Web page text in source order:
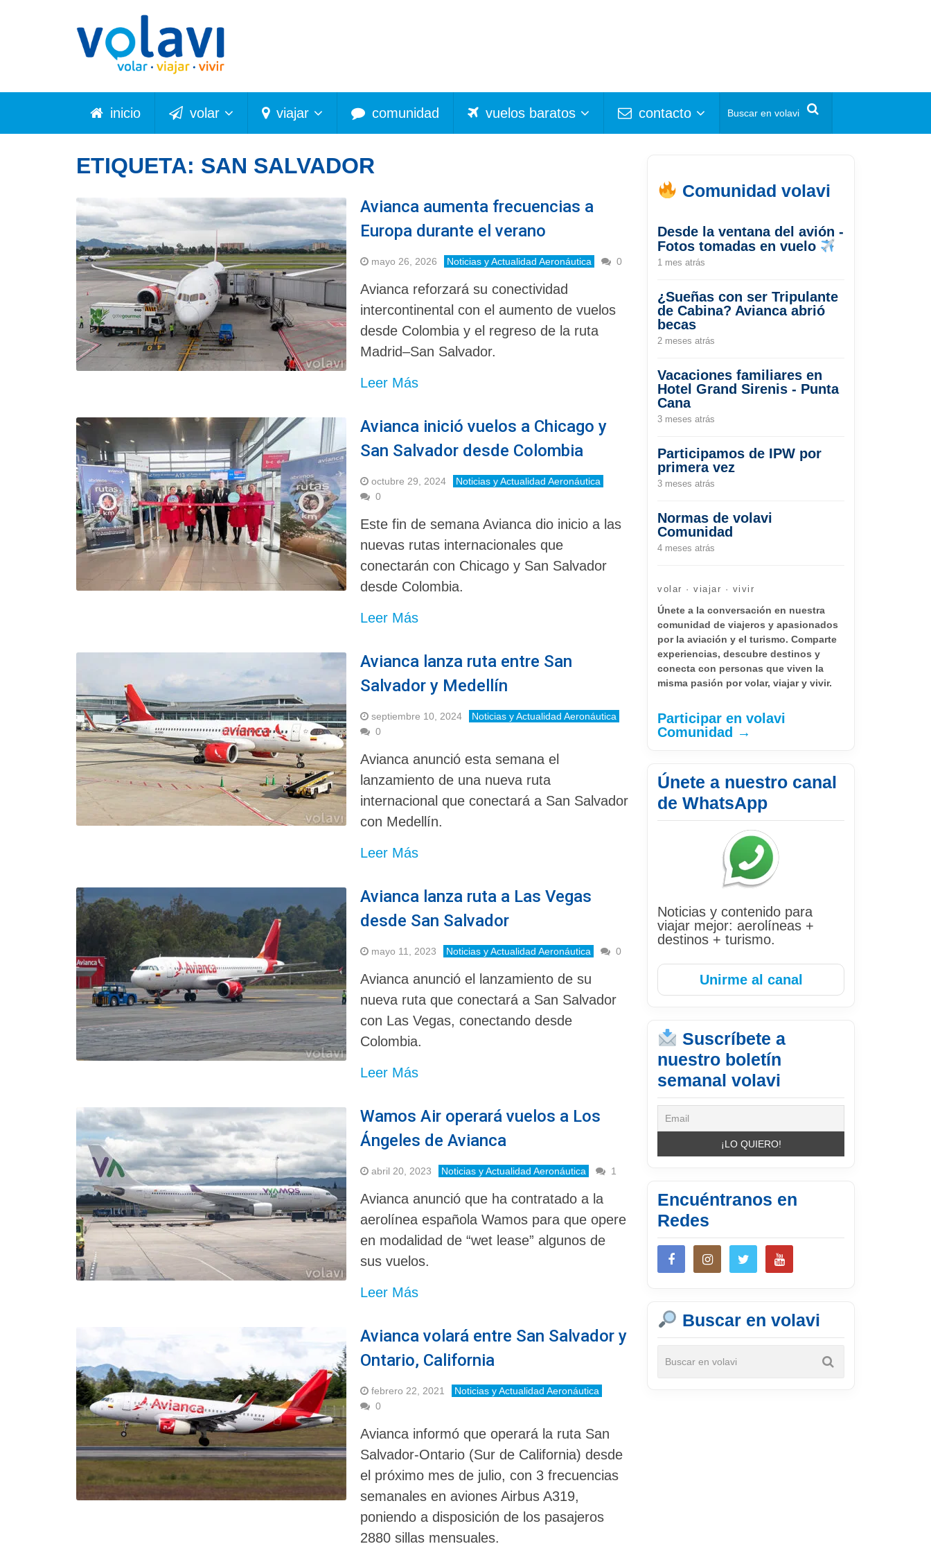
inicio volar viajar comunidad vuelos baratos contacto
ETIQUETA: SAN SALVADOR
Avianca aumenta frecuencias a
Europa durante el verano
mayo 26, 2026 Noticias y Actualidad Aeronáutica 0
Avianca reforzará su conectividad
intercontinental con el aumento de vuelos
desde Colombia y el regreso de la ruta
Madrid–San Salvador.
Leer Más
Avianca inició vuelos a Chicago y
San Salvador desde Colombia
octubre 29, 2024
Noticias y Actualidad Aeronáutica
0
Este fin de semana Avianca dio inicio a las
nuevas rutas internacionales que
conectarán con Chicago y San Salvador
desde Colombia.
Leer Más
Avianca lanza ruta entre San
Salvador y Medellín
septiembre 10, 2024
Noticias y Actualidad Aeronáutica
0
Avianca anunció esta semana el
lanzamiento de una nueva ruta
internacional que conectará a San Salvador
con Medellín.
Leer Más
Avianca lanza ruta a Las Vegas
desde San Salvador
mayo 11, 2023 Noticias y Actualidad Aeronáutica 0
Avianca anunció el lanzamiento de su
nueva ruta que conectará a San Salvador
con Las Vegas, conectando desde
Colombia.
Leer Más
Wamos Air operará vuelos a Los
Ángeles de Avianca
abril 20, 2023 Noticias y Actualidad Aeronáutica 1
Avianca anunció que ha contratado a la
aerolínea española Wamos para que opere
en modalidad de “wet lease” algunos de
sus vuelos.
Leer Más
Avianca volará entre San Salvador y
Ontario, California
febrero 22, 2021
Noticias y Actualidad Aeronáutica
0
Avianca informó que operará la ruta San
Salvador-Ontario (Sur de California) desde
el próximo mes de julio, con 3 frecuencias
semanales en aviones Airbus A319,
poniendo a disposición de los pasajeros
2880 sillas mensuales.
Comunidad volavi
Desde la ventana del avión -
Fotos tomadas en vuelo
1 mes atrás
¿Sueñas con ser Tripulante
de Cabina? Avianca abrió
becas
2 meses atrás
Vacaciones familiares en
Hotel Grand Sirenis - Punta
Cana
3 meses atrás
Participamos de IPW por
primera vez
3 meses atrás
Normas de volavi
Comunidad
4 meses atrás
volar · viajar · vivir
Únete a la conversación en nuestra
comunidad de viajeros y apasionados
por la aviación y el turismo. Comparte
experiencias, descubre destinos y
conecta con personas que viven la
misma pasión por volar, viajar y vivir.
Participar en volavi
Comunidad →
Únete a nuestro canal
de WhatsApp
Noticias y contenido para
viajar mejor: aerolíneas +
destinos + turismo.
Unirme al canal
Suscríbete a
nuestro boletín
semanal volavi
Encuéntranos en
Redes
Buscar en volavi